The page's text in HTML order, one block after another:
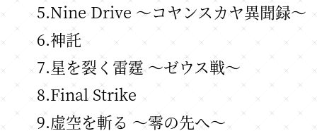
5.Nine Drive ～コヤンスカヤ異聞録～
6.神託
7.星を裂く雷霆 ～ゼウス戦～
8.Final Strike
9.虚空を斬る ～零の先へ～